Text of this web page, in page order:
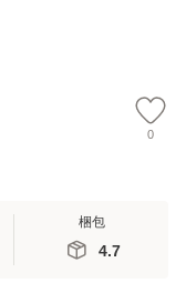
0
梱包
4.7